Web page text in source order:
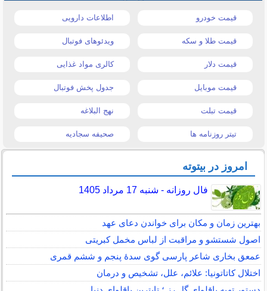
قیمت خودرو اطلاعات دارویی
قیمت طلا و سکه ویدئوهای فوتبال
قیمت دلار کالری مواد غذایی
قیمت موبایل جدول پخش فوتبال
قیمت تبلت نهج البلاغه
تیتر روزنامه ها صحیفه سجادیه
امروز در بیتوته
فال روزانه - شنبه 17 مرداد 1405
بهترین زمان و مکان برای خواندن دعای عهد
اصول شستشو و مراقبت از لباس مخمل کبریتی
عمعق بخاری شاعر پارسی گوی سدهٔ پنجم و ششم قمری
اختلال کاتاتونیا: علائم، علل، تشخیص و درمان